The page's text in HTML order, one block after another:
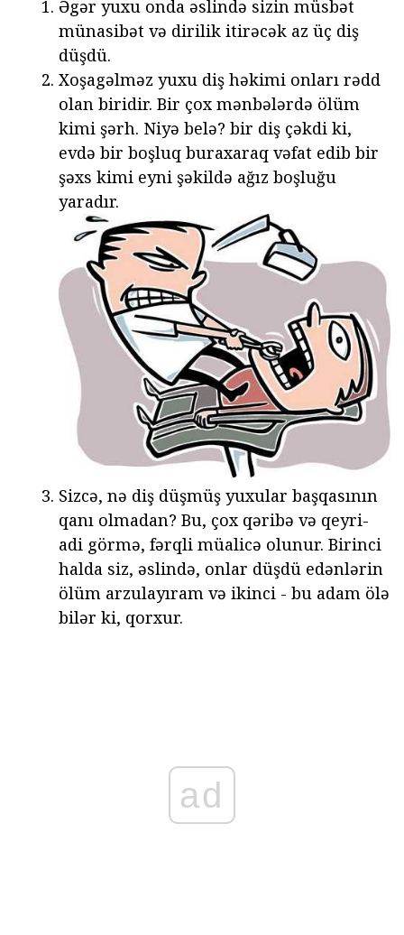
Əgər yuxu onda əslində sizin müsbət
münasibət və dirilik itirəcək az üç diş
düşdü.
Xoşagəlməz yuxu diş həkimi onları rədd
olan biridir. Bir çox mənbələrdə ölüm
kimi şərh. Niyə belə? bir diş çəkdi ki,
evdə bir boşluq buraxaraq vəfat edib bir
şəxs kimi eyni şəkildə ağız boşluğu
yaradır.
Sizcə, nə diş düşmüş yuxular başqasının
qanı olmadan? Bu, çox qəribə və qeyri-
adi görmə, fərqli müalicə olunur. Birinci
halda siz, əslində, onlar düşdü edənlərin
ölüm arzulayıram və ikinci - bu adam ölə
bilər ki, qorxur.
ad